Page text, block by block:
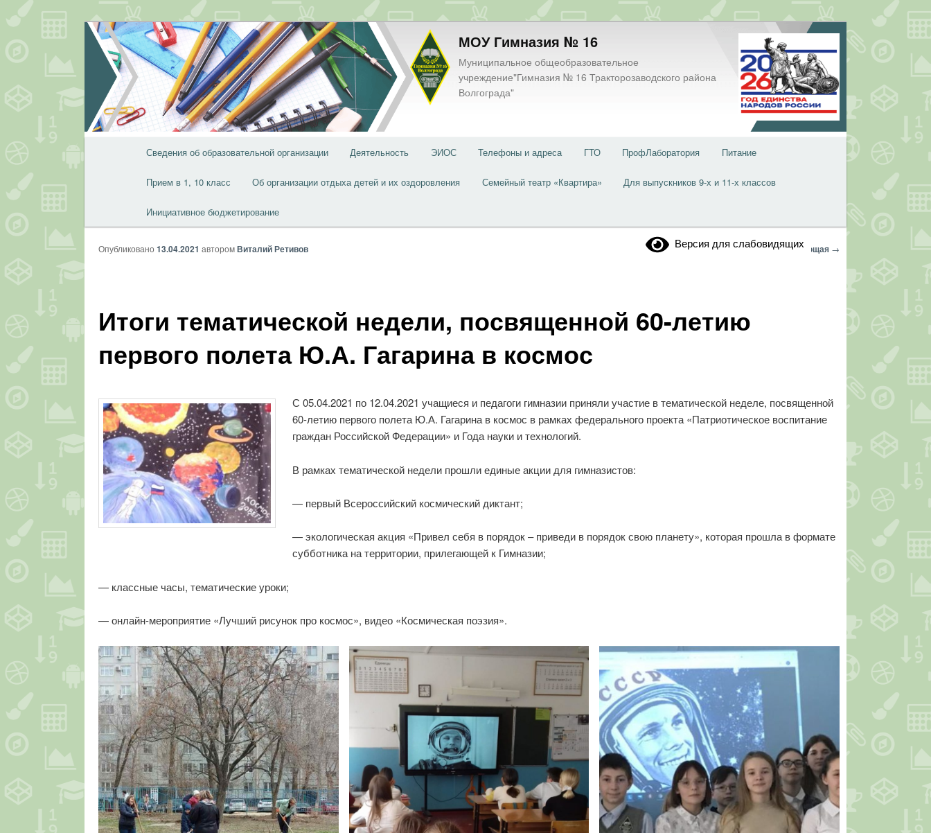
Перейти
к
основному
содержимому
МОУ Гимназия № 16
Муниципальное общеобразовательное
учреждение"Гимназия № 16 Тракторозаводского района
Волгограда"
Сведения об образовательной организации Деятельность ЭИОС Телефоны и адреса ГТО ПрофЛаборатория Питание
Прием в 1, 10 класс Об организации отдыха детей и их оздоровления Семейный театр «Квартира» Для выпускников 9-х и 11-х классов
Инициативное бюджетирование
Версия для слабовидящих
Навигация
← Предыдущая Следующая →
Итоги тематической недели, посвященной 60-летию
первого полета Ю.А. Гагарина в космос
Опубликовано 13.04.2021 авторомВиталий Ретивов
С 05.04.2021 по 12.04.2021 учащиеся и педагоги гимназии приняли участие в тематической неделе, посвященной
60-летию первого полета Ю.А. Гагарина в космос в рамках федерального проекта «Патриотическое воспитание
граждан Российской Федерации» и Года науки и технологий.
В рамках тематической недели прошли единые акции для гимназистов:
— первый Всероссийский космический диктант;
— экологическая акция «Привел себя в порядок – приведи в порядок свою планету», которая прошла в формате
субботника на территории, прилегающей к Гимназии;
— классные часы, тематические уроки;
— онлайн-мероприятие «Лучший рисунок про космос», видео «Космическая поэзия».